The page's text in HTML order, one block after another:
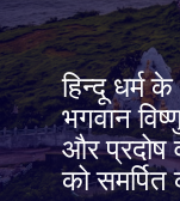
हिन्दू धर्म
भगवान
और प्रदोष
को